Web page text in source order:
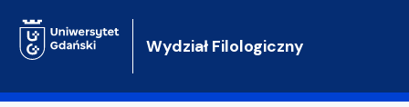
Wydział Filologiczny